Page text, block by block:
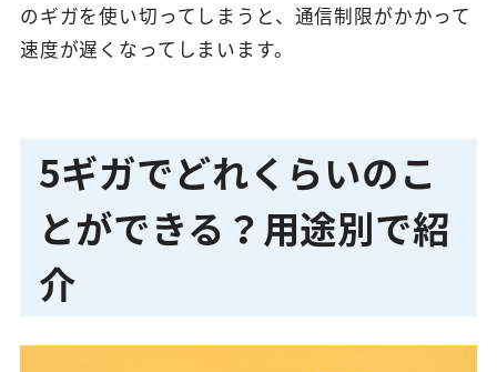
のギガを使い切ってしまうと、通信制限がかかって
速度が遅くなってしまいます。
5ギガでどれくらいのこ
とができる？用途別で紹
介